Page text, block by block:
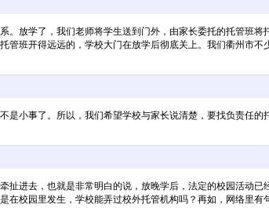
放学了，我们老师将学生送到门外，由家长委托的托管班
班开得远远的，学校大门在放学后彻底关上。我们衢州市
小事了。所以，我们希望学校与家长说清楚，要找负责任
进去，也就是非常明白的说，放晚学后，法定的校园活动
校园里发生，学校能弄过校外托管机构吗？再如，网络里